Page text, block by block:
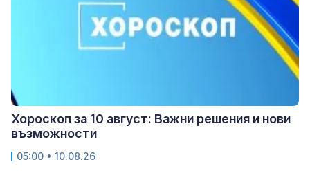
Хороскоп за 10 август: Важни решения и нови
възможности
05:00 • 10.08.26